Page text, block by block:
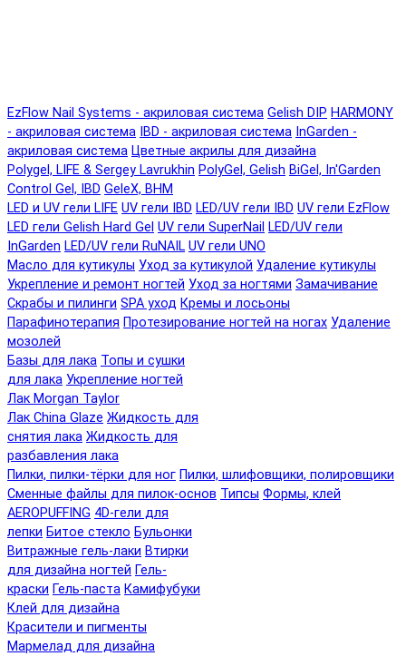
EzFlow Nail Systems - акриловая система Gelish DIP HARMONY
- акриловая система IBD - акриловая система InGarden -
акриловая система Цветные акрилы для дизайна
Polygel, LIFE & Sergey Lavrukhin PolyGel, Gelish BiGel, In'Garden
Control Gel, IBD GeleX, BHM
LED и UV гели LIFE UV гели IBD LED/UV гели IBD UV гели EzFlow
LED гели Gelish Hard Gel UV гели SuperNail LED/UV гели
InGarden LED/UV гели RuNAIL UV гели UNO
Масло для кутикулы Уход за кутикулой Удаление кутикулы
Укрепление и ремонт ногтей Уход за ногтями Замачивание
Скрабы и пилинги SPA уход Кремы и лосьоны
Парафинотерапия Протезирование ногтей на ногах Удаление
мозолей
Базы для лака Топы и сушки
для лака Укрепление ногтей
Лак Morgan Taylor
Лак China Glaze Жидкость для
снятия лака Жидкость для
разбавления лака
Пилки, пилки-тёрки для ног Пилки, шлифовщики, полировщики
Сменные файлы для пилок-основ Типсы Формы, клей
AEROPUFFING 4D-гели для
лепки Битое стекло Бульонки
Витражные гель-лаки Втирки
для дизайна ногтей Гель-
краски Гель-паста Камифубуки
Клей для дизайна
Красители и пигменты
Мармелад для дизайна